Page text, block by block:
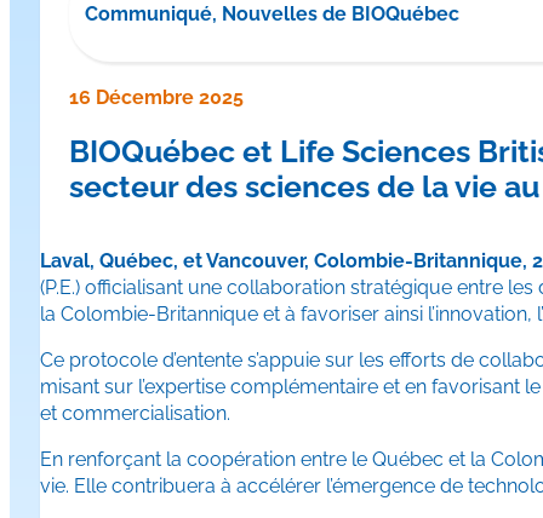
Communiqué, Nouvelles de BIOQuébec
16 Décembre 2025
BIOQuébec et Life Sciences
secteur des sciences de la vie
Laval, Québec, et Vancouver, Colombie-Britannique,
(P.E.) officialisant une collaboration stratégique entre
la Colombie-Britannique et à favoriser ainsi l’innovation,
Ce protocole d’entente s’appuie sur les efforts de
misant sur l’expertise complémentaire et en
et commercialisation.
En renforçant la coopération entre le Québec et la
vie. Elle contribuera à accélérer l’émergence de